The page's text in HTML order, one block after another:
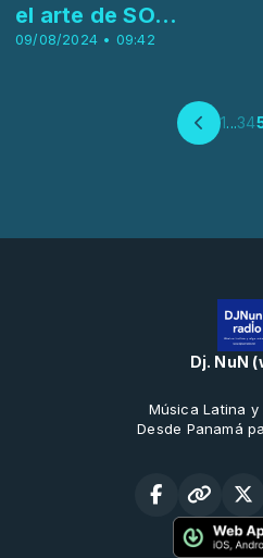
09/08/2024 • 09:42
el arte de SO...
1...34
Dj. NuN
Música Latina y
Desde Panamá